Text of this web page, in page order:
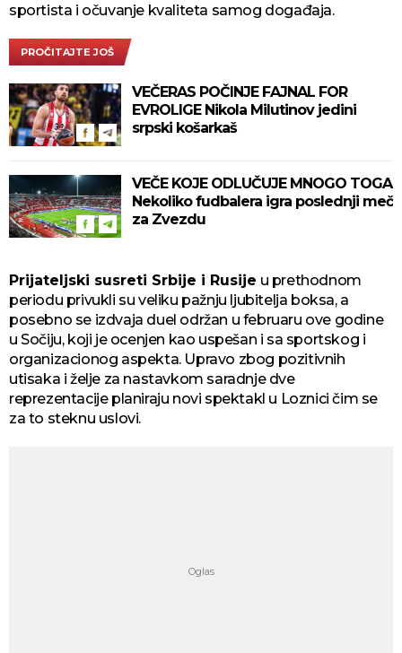
sportista i očuvanje kvaliteta samog događaja.
PROČITAJTE JOŠ
VEČERAS POČINJE FAJNAL FOR
EVROLIGE Nikola Milutinov jedini
srpski košarkaš
VEČE KOJE ODLUČUJE MNOGO TOGA
Nekoliko fudbalera igra poslednji meč
za Zvezdu
Prijateljski susreti Srbije i Rusije u prethodnom
periodu privukli su veliku pažnju ljubitelja boksa, a
posebno se izdvaja duel održan u februaru ove godine
u Sočiju, koji je ocenjen kao uspešan i sa sportskog i
organizacionog aspekta. Upravo zbog pozitivnih
utisaka i želje za nastavkom saradnje dve
reprezentacije planiraju novi spektakl u Loznici čim se
za to steknu uslovi.